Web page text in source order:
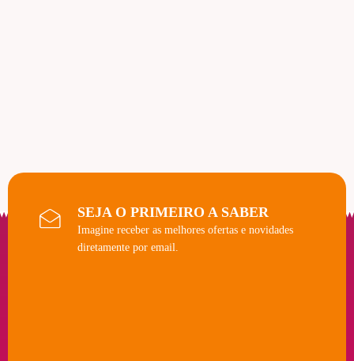
SEJA O PRIMEIRO A SABER
Imagine receber as melhores ofertas e novidades
diretamente por email.